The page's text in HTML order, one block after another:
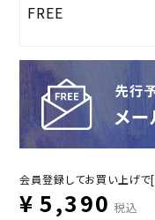
FREE
会員登録してお買い上げで[
¥ 5,390 税込